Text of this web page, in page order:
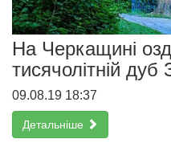
На Черкащині
тисячолітній дуб
09.08.19 18:37
Детальніше